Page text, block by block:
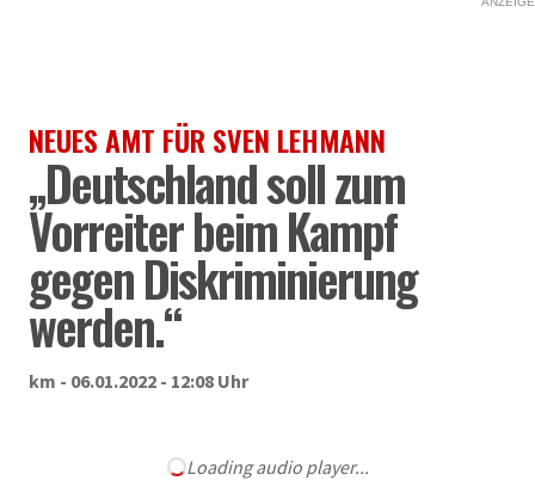
NEUES AMT FÜR SVEN LEHMANN
„Deutschland soll zum
Vorreiter beim Kampf
gegen Diskriminierung
werden.“
km - 06.01.2022 - 12:08 Uhr
Loading audio player...